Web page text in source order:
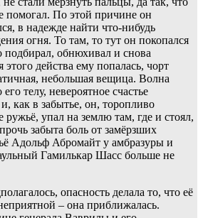
помогал. По этой причине он
в надежде найти что-нибудь
огня. То там, то тут он покопался
подбирал, обнюхивал и снова
действа ему попалась, чорт
небольшая вещица. Волна
телу, невероятное счастье
как в забытье, он, торопливо
ружьё, упал на землю там, где и стоял,
забыта боль от замёрзших
Адольф Абромайт у амбразуры и
Гамилькар Шасс больше не
опасность делала то, что её
– она приближалась.